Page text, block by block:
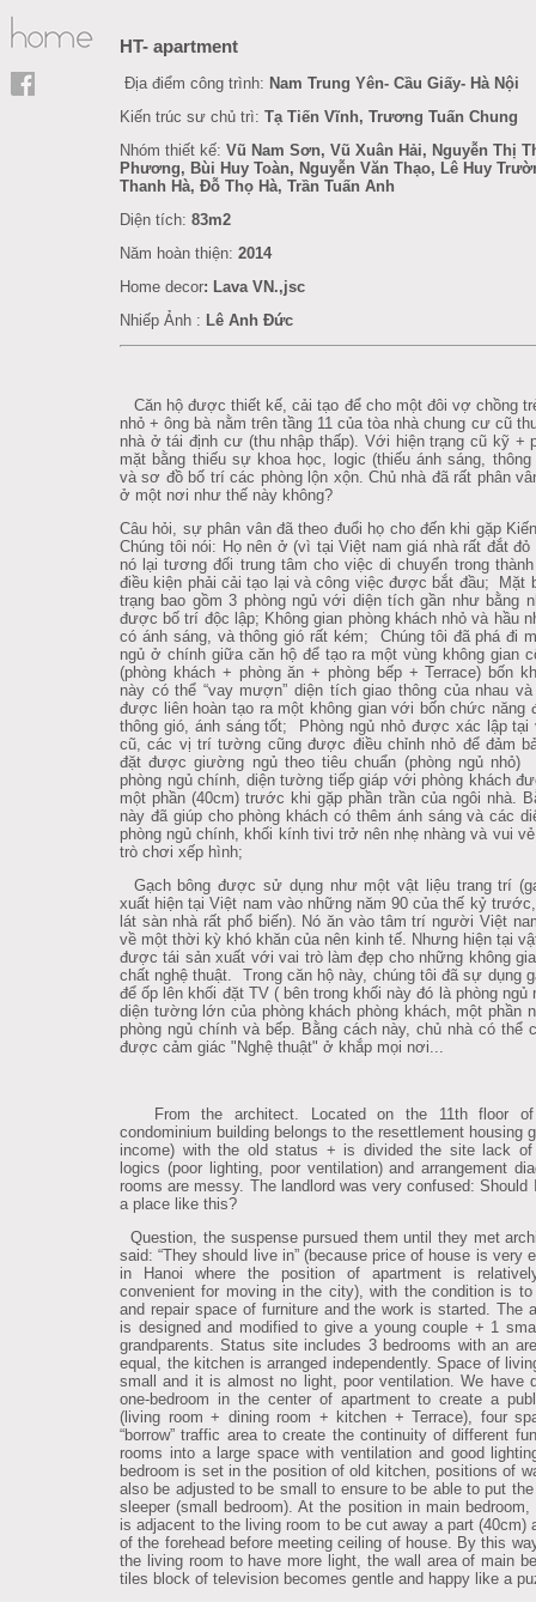
HT- apartment
Địa điểm công trình: Nam Trung Yên- Cầu Giấy- Hà Nội
Kiến trúc sư chủ trì: Tạ Tiến Vĩnh, Trương Tuấn Chung
Nhóm thiết kế: Vũ Nam Sơn, Vũ Xuân Hải, Nguyễn Thị
Phương, Bùi Huy Toàn, Nguyễn Văn Thạo, Lê Huy
Thanh Hà, Đỗ Thọ Hà, Trần Tuấn Anh
Diện tích: 83m2
Năm hoàn thiện: 2014
Home decor: Lava VN.,jsc
Nhiếp Ảnh : Lê Anh Đức
Căn hộ được thiết kế, cải tạo để cho một đôi vợ chồng
nhỏ + ông bà nằm trên tầng 11 của tòa nhà chung cư cũ
nhà ở tái định cư (thu nhập thấp). Với hiện trạng cũ kỹ +
mặt bằng thiếu sự khoa học, logic (thiếu ánh sáng, thông
và sơ đồ bố trí các phòng lộn xộn. Chủ nhà đã rất phân
ở một nơi như thế này không?
Câu hỏi, sự phân vân đã theo đuổi họ cho đến khi gặp
Chúng tôi nói: Họ nên ở (vì tại Việt nam giá nhà rất đắt
nó lại tương đối trung tâm cho việc di chuyển trong
điều kiện phải cải tạo lại và công việc được bắt đầu; Mặt
trạng bao gồm 3 phòng ngủ với diện tích gần như bằng
được bố trí độc lập; Không gian phòng khách nhỏ và hầu
có ánh sáng, và thông gió rất kém; Chúng tôi đã phá đi
ngủ ở chính giữa căn hộ để tạo ra một vùng không gian
(phòng khách + phòng ăn + phòng bếp + Terrace) bốn
này có thể “vay mượn” diện tích giao thông của nhau
được liên hoàn tạo ra một không gian với bốn chức năng
thông gió, ánh sáng tốt; Phòng ngủ nhỏ được xác lập tại
cũ, các vị trí tường cũng được điều chỉnh nhỏ để đảm
đặt được giường ngủ theo tiêu chuẩn (phòng ngủ
phòng ngủ chính, diện tường tiếp giáp với phòng khách
một phần (40cm) trước khi gặp phần trần của ngôi nhà.
này đã giúp cho phòng khách có thêm ánh sáng và các
phòng ngủ chính, khối kính tivi trở nên nhẹ nhàng và vui
trò chơi xếp hình;
Gạch bông được sử dụng như một vật liệu trang trí
xuất hiện tại Việt nam vào những năm 90 của thế kỷ
lát sàn nhà rất phổ biến). Nó ăn vào tâm trí người Việt
về một thời kỳ khó khăn của nên kinh tế. Nhưng hiện tại
được tái sản xuất với vai trò làm đẹp cho những không
chất nghệ thuật. Trong căn hộ này, chúng tôi đã sự dụng
để ốp lên khối đặt TV ( bên trong khối này đó là phòng ngủ
diện tường lớn của phòng khách phòng khách, một phần
phòng ngủ chính và bếp. Bằng cách này, chủ nhà có thể
được cảm giác "Nghệ thuật" ở khắp mọi nơi...
From the architect. Located on the 11th floor
condominium building belongs to the resettlement housing
income) with the old status + is divided the site lack of
logics (poor lighting, poor ventilation) and arrangement
rooms are messy. The landlord was very confused: Should
a place like this?
Question, the suspense pursued them until they met
said: “They should live in” (because price of house is very
in Hanoi where the position of apartment is
convenient for moving in the city), with the condition is to
and repair space of furniture and the work is started. The
is designed and modified to give a young couple + 1
grandparents. Status site includes 3 bedrooms with an
equal, the kitchen is arranged independently. Space of
small and it is almost no light, poor ventilation. We have
one-bedroom in the center of apartment to create a
(living room + dining room + kitchen + Terrace), four
“borrow” traffic area to create the continuity of different
rooms into a large space with ventilation and good
bedroom is set in the position of old kitchen, positions of
also be adjusted to be small to ensure to be able to put
sleeper (small bedroom). At the position in main bedroom,
is adjacent to the living room to be cut away a part (40cm)
of the forehead before meeting ceiling of house. By this
the living room to have more light, the wall area of main
tiles block of television becomes gentle and happy like a